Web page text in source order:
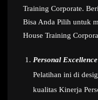
Training Corporate.
Bisa Anda Pilih untuk
House Training
Personal
Pelatihan ini di
kualitas Kinerja